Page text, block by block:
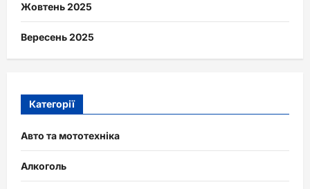
Жовтень 2025
Вересень 2025
Категорії
Авто та мототехніка
Алкоголь